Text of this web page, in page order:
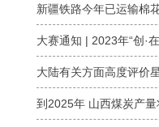
新疆铁路今年已运输棉
大赛通知 | 2023年“创·
大陆有关方面高度评价
到2025年 山西煤炭产